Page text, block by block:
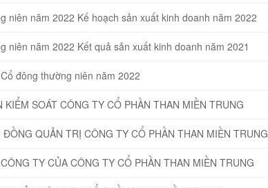
niên năm 2022 Kế hoạch sản xuất kinh doanh năm 2022
niên năm 2022 Kết quả sản xuất kinh doanh năm 2021
đông thường niên năm 2022
SOÁT CÔNG TY CỔ PHẦN THAN MIỀN TRUNG
QUẢN TRỊ CÔNG TY CỔ PHẦN THAN MIỀN TRUNG
TY CỦA CÔNG TY CỔ PHẦN THAN MIỀN TRUNG